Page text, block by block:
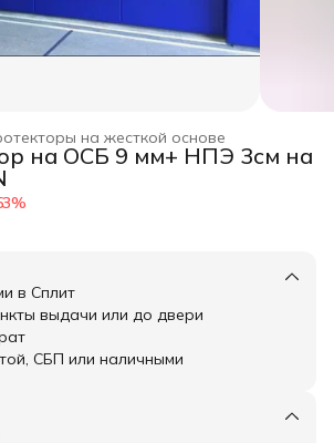
на жесткой основе
на ОСБ 9 мм+ НПЭ 3см на
%
в Сплит
выдачи или до двери
СБП или наличными